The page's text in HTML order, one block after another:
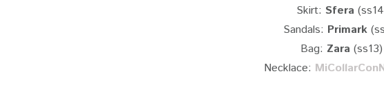
Skirt: Sfera
Sandals: Primark
Bag: Zara (ss13)
Necklace: